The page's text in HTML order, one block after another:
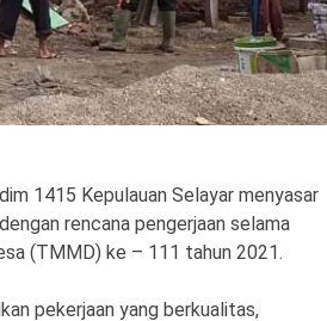
1415 Kepulauan Selayar menyasar
rencana pengerjaan selama
(TMMD) ke – 111 tahun 2021.
pekerjaan yang berkualitas,